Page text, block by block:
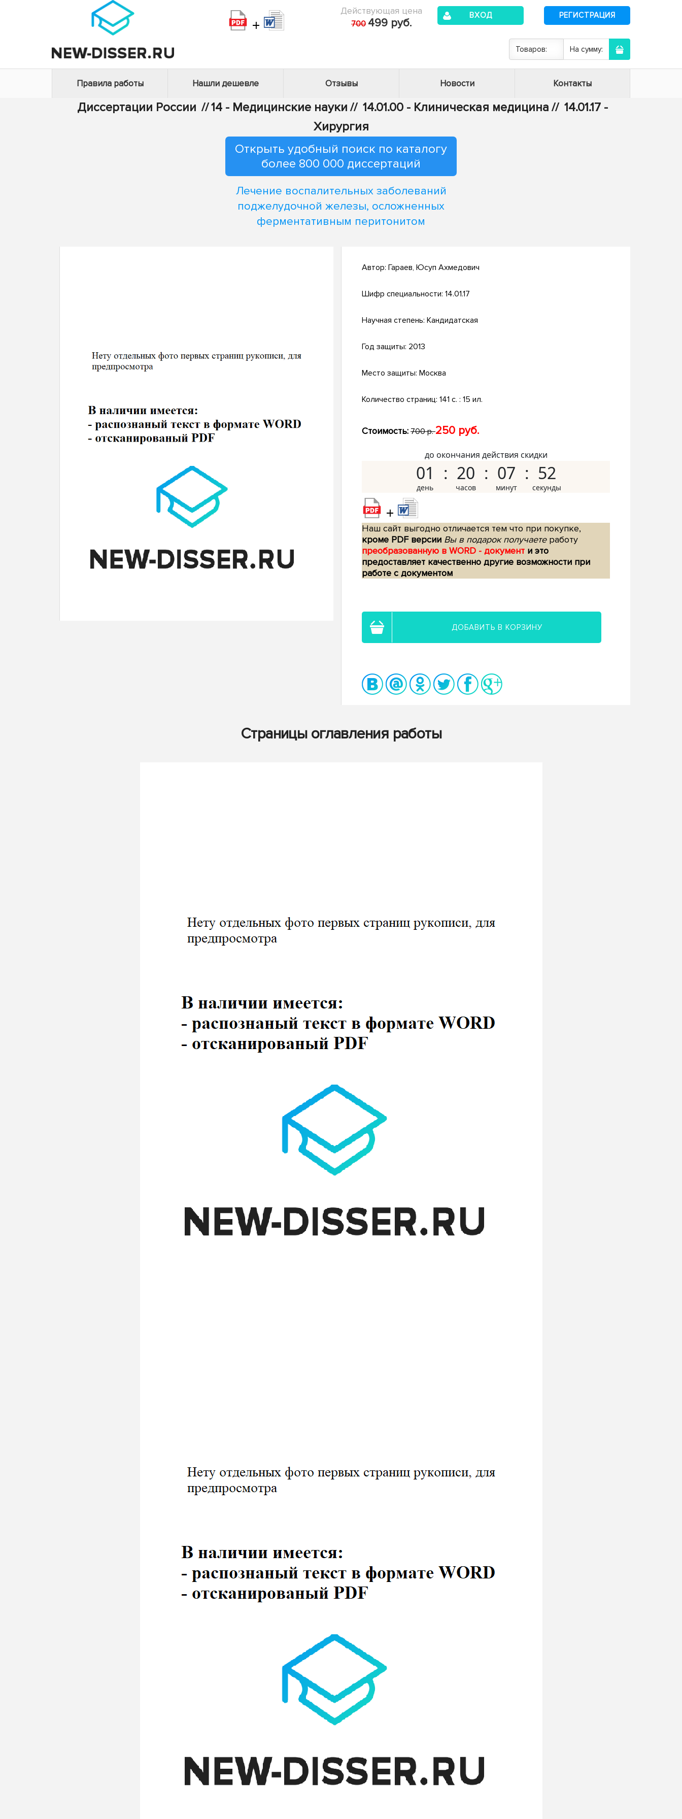
+
Действующая цена
700 499 руб.
ВХОД РЕГИСТРАЦИЯ
Товаров: На сумму:
Правила работы Нашли дешевле Отзывы Новости Контакты
Диссертации России //14 - Медицинские науки // 14.01.00 - Клиническая медицина // 14.01.17 -
Хирургия
Открыть удобный поиск по каталогу
более 800 000 диссертаций
Лечение воспалительных заболеваний
поджелудочной железы, осложненных
ферментативным перитонитом
Автор: Гараев, Юсуп Ахмедович
Шифр специальности: 14.01.17
Научная степень: Кандидатская
Год защиты: 2013
Место защиты: Москва
Количество страниц: 141 с. : 15 ил.
Стоимость: 700 р.250 руб.
до окончания действия скидки
01 20 07 51
+
Наш сайт выгодно отличается тем что при покупке,
кроме PDF версии Вы в подарок получаетеработу
преобразованную в WORD - документ и это
предоставляет качественно другие возможности при
работе с документом
ДОБАВИТЬ В КОРЗИНУ
Страницы оглавления работы